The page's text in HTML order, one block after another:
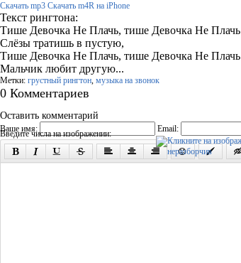
Скачать mp3 Скачать m4R на iPhone
Текст рингтона:
Тише Девочка Не Плачь, тише Девочка Не Плачь
Слёзы тратишь в пустую,
Тише Девочка Не Плачь, тише Девочка Не Плачь
Мальчик любит другую...
Метки: грустный рингтон, музыка на звонок
0 Комментариев
Оставить комментарий
Ваше имя: Email:
Введите числа на изображении: